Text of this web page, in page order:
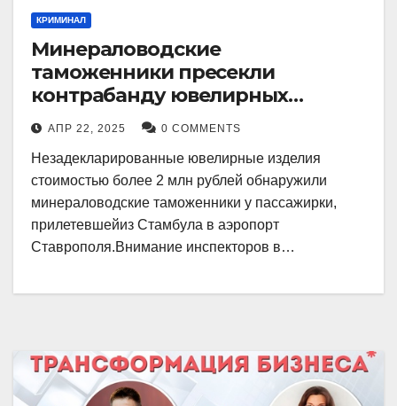
КРИМИНАЛ
Минераловодские
таможенники пресекли
контрабанду ювелирных
изделий на 2 млн рублей
АПР 22, 2025 0 COMMENTS
Незадекларированные ювелирные изделия
стоимостью более 2 млн рублей обнаружили
минераловодские таможенники у пассажирки,
прилетевшейиз Стамбула в аэропорт
Ставрополя.Внимание инспекторов в…